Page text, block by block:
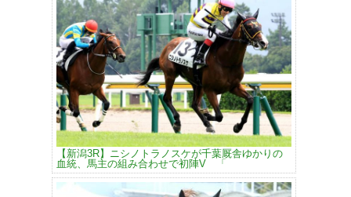
【新潟3R】ニシノトラノスケが千葉厩舎ゆかりの
血統、馬主の組み合わせで初陣V 「